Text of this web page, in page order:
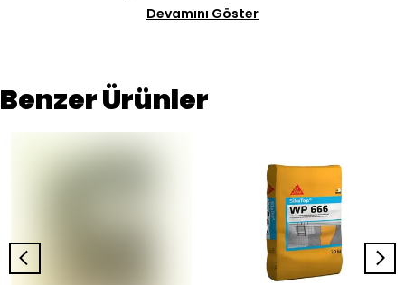
Devamını Göster
Benzer Ürünler